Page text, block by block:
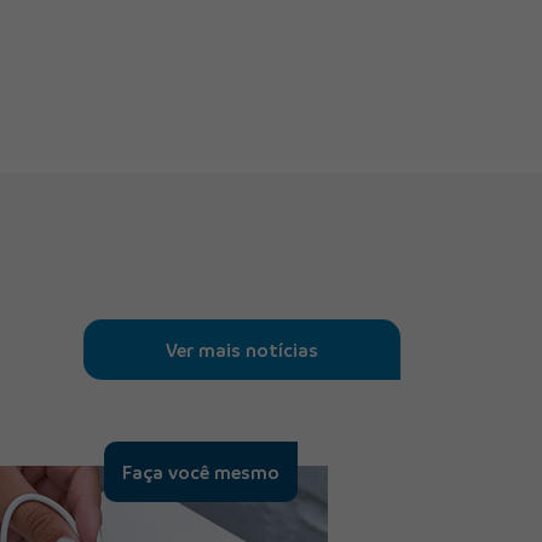
Ver mais notícias
Faça você mesmo